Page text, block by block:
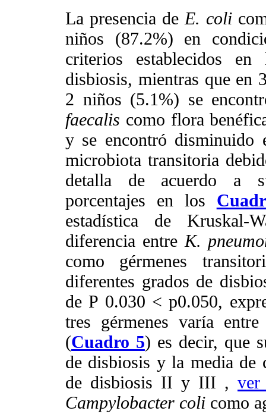
La presencia deE. coli
niños (87.2%) en
criterios establecidos
disbiosis, mientras que en
2 niños (5.1%) se
faecalis como flora
y se encontró
microbiota transitoria
detalla de acuerdo a
porcentajes en los
estadística de Kruskal-
diferencia entreK.
como gérmenes
diferentes grados de
de P 0.030 < p0.050,
tres gérmenes varía
(Cuadro 5) es decir, que
de disbiosis y la media de
de disbiosis II y III ,
Campylobacter coli como